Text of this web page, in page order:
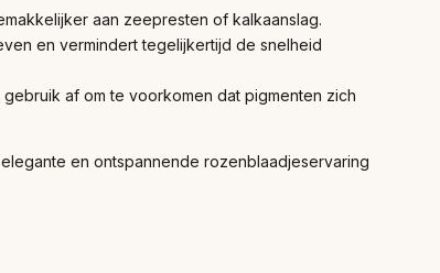
aan zeepresten of kalkaanslag.
en vermindert tegelijkertijd de snelheid
af om te voorkomen dat pigmenten zich
en ontspannende rozenblaadjeservaring